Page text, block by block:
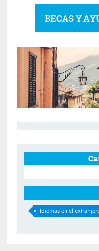
BECAS Y
Idiomas en el